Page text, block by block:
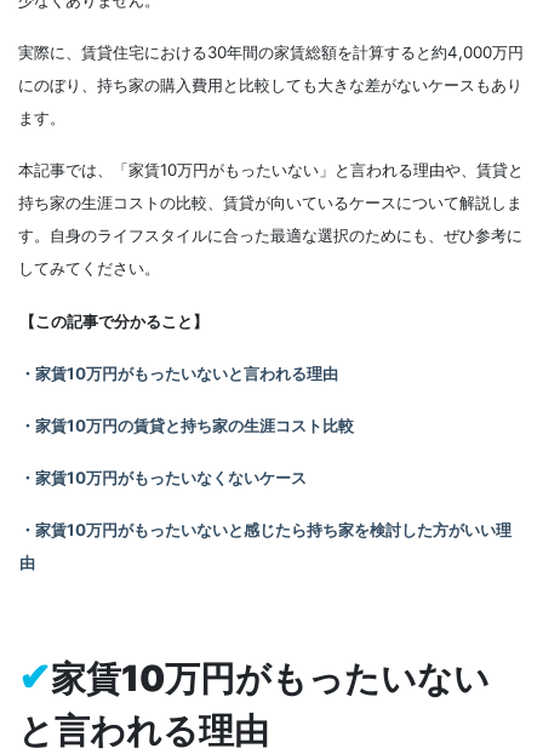
実際に、賃貸住宅における30年間の家賃総額を計算すると約4,000万円
にのぼり、持ち家の購入費用と比較しても大きな差がないケースもあり
ます。
本記事では、「家賃10万円がもったいない」と言われる理由や、賃貸と
持ち家の生涯コストの比較、賃貸が向いているケースについて解説しま
す。自身のライフスタイルに合った最適な選択のためにも、ぜひ参考に
してみてください。
【この記事で分かること】
・家賃10万円がもったいないと言われる理由
・家賃10万円の賃貸と持ち家の生涯コスト比較
・ 家賃10万円がもったいなくないケース
・家賃10万円がもったいないと感じたら持ち家を検討した方がいい理
由
✔家賃10万円がもったいない
と言われる理由